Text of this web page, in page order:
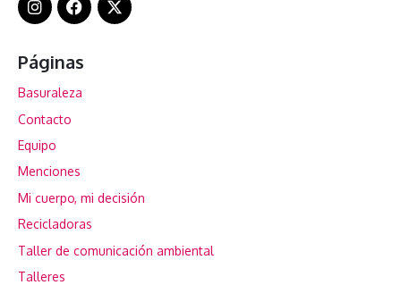
Páginas
Basuraleza
Contacto
Equipo
Menciones
Mi cuerpo, mi decisión
Recicladoras
Taller de comunicación ambiental
Talleres